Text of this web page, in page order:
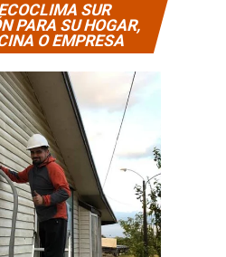
SUR
PARA SU HOGAR,
O EMPRESA